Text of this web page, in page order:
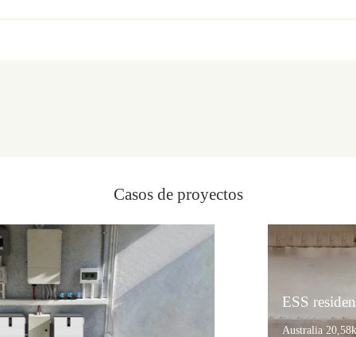
Casos de proyectos
ESS residencial
Australia 20,58kWp